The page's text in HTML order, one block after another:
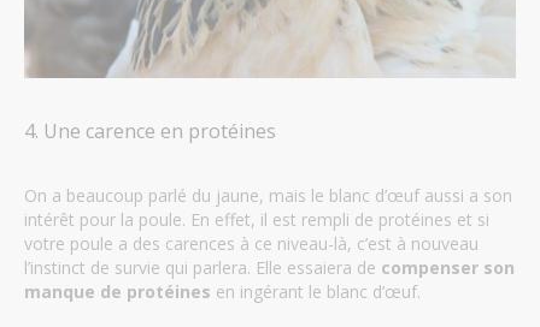
4. Une carence en protéines
On a beaucoup parlé du jaune, mais le blanc d’œuf aussi a son
intérêt pour la poule. En effet, il est rempli de protéines et si
votre poule a des carences à ce niveau-là, c’est à nouveau
l’instinct de survie qui parlera. Elle essaiera de compenser son
manque de protéines en ingérant le blanc d’œuf.